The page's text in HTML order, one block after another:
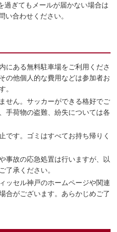
ぎてもメールが届かない場合は
合わせください。
にある無料駐車場をご利用くださ
の他個人的な費用などは参加者お
。
せん。サッカーができる格好でご
手荷物の盗難、紛失については各
です。ゴミはすべてお持ち帰りく
事故の応急処置は行いますが、以
了承ください。
ッセル神戸のホームページや関連
合がございます。あらかじめご了